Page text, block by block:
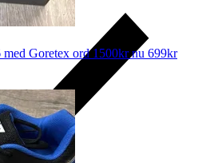
Goretex ord 1500kr nu 699kr